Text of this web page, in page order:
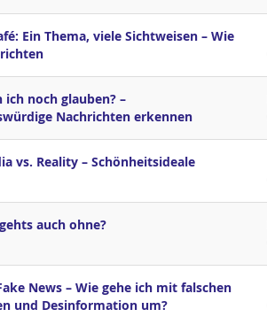
Ein Thema, viele Sichtweisen – Wie
ich noch glauben? –
Nachrichten erkennen
vs. Reality – Schönheitsideale
auch ohne?
News – Wie gehe ich mit falschen
und Desinformation um?